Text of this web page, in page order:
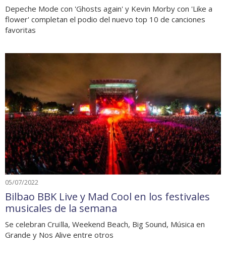
Depeche Mode con 'Ghosts again' y Kevin Morby con 'Like a
flower' completan el podio del nuevo top 10 de canciones
favoritas
05/07/2022
Bilbao BBK Live y Mad Cool en los festivales
musicales de la semana
Se celebran Cruïlla, Weekend Beach, Big Sound, Música en
Grande y Nos Alive entre otros